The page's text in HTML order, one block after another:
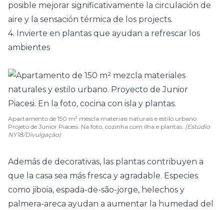
posible mejorar significativamente la circulación de
aire y la sensación térmica de los projects.
4. Invierte en plantas que ayudan a refrescar los
ambientes
Apartamento de 150 m² mescla materiais naturais e estilo urbano.
Projeto de Junior Piacesi. Na foto, cozinha com ilha e plantas. (Estúdio
NY18/Divulgação)
Además de decorativas, las plantas contribuyen a
que la casa sea más fresca y agradable. Especies
como jiboia, espada-de-são-jorge, helechos y
palmera-areca ayudan a aumentar la humedad del